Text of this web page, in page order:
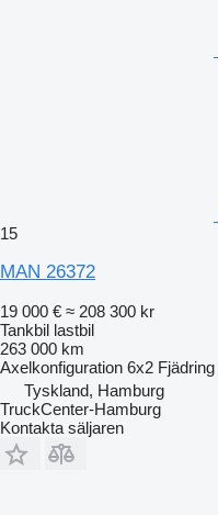
15
MAN 26372
19 000 € ≈ 208 300 kr
Tankbil lastbil
263 000 km
Axelkonfiguration 6x2 Fjädring
Tyskland, Hamburg
TruckCenter-Hamburg
Kontakta säljaren